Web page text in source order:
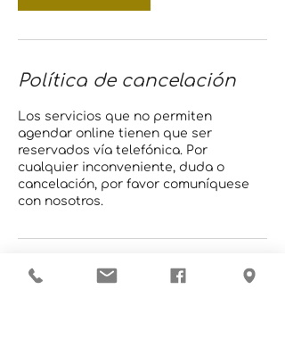
Política de cancelación
Los servicios que no permiten
agendar online tienen que ser
reservados vía telefónica. Por
cualquier inconveniente, duda o
cancelación, por favor comuníquese
con nosotros.
Datos de contacto